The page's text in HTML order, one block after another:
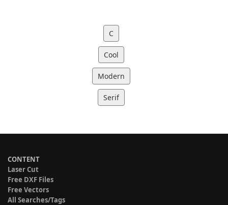
C
Cool
Modern
Serif
CONTENT
Laser Cut
Free DXF Files
Free Vectors
All Searches/Tags